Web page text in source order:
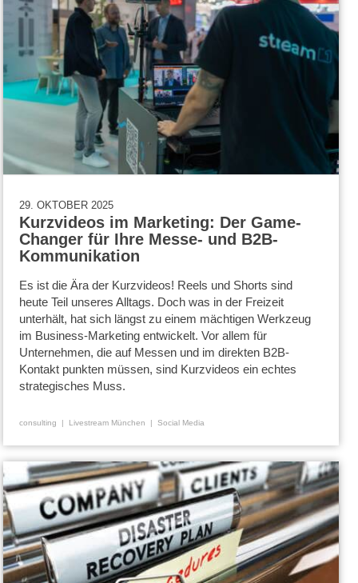
29. OKTOBER 2025
Kurzvideos im Marketing: Der Game-
Changer für Ihre Messe- und B2B-
Kommunikation
Es ist die Ära der Kurzvideos! Reels und Shorts sind
heute Teil unseres Alltags. Doch was in der Freizeit
unterhält, hat sich längst zu einem mächtigen Werkzeug
im Business-Marketing entwickelt. Vor allem für
Unternehmen, die auf Messen und im direkten B2B-
Kontakt punkten müssen, sind Kurzvideos ein echtes
strategisches Muss.
consulting Livestream München Social Media